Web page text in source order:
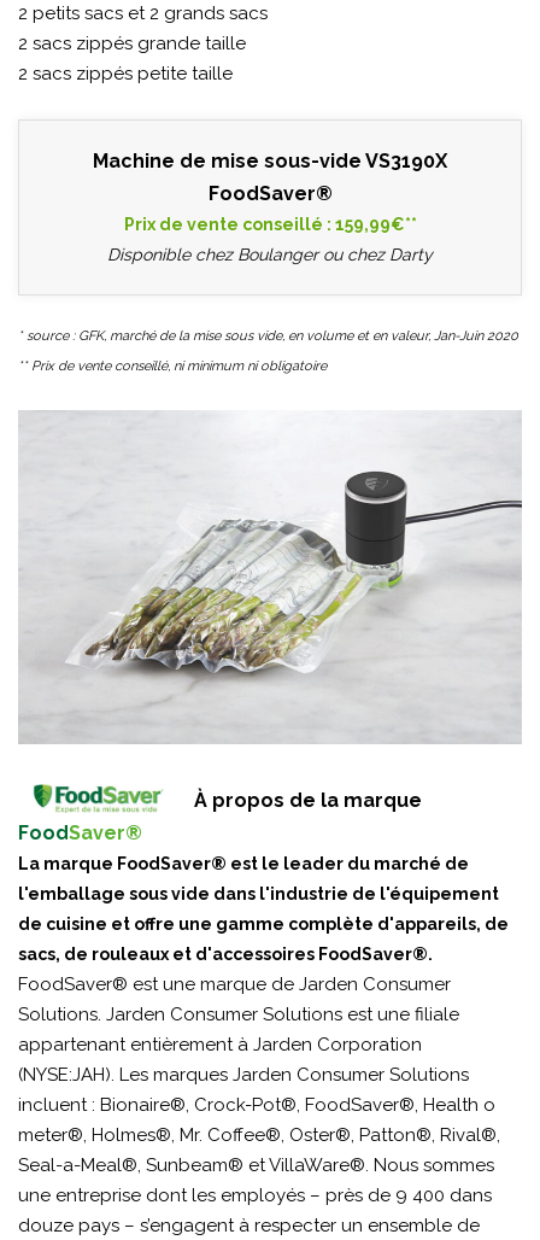
2 petits sacs et 2 grands sacs
2 sacs zippés grande taille
2 sacs zippés petite taille
Machine de mise sous-vide VS3190X
FoodSaver®
Prix de vente conseillé : 159,99€**
Disponible chez Boulanger ou chez Darty
* source : GFK, marché de la mise sous vide, en volume et en valeur, Jan-Juin 2020
** Prix de vente conseillé, ni minimum ni obligatoire
À propos de la marque
FoodSaver®
La marque FoodSaver® est le leader du marché de
l'emballage sous vide dans l'industrie de l'équipement
de cuisine et offre une gamme complète d'appareils, de
sacs, de rouleaux et d'accessoires FoodSaver®.
FoodSaver® est une marque de Jarden Consumer
Solutions. Jarden Consumer Solutions est une filiale
appartenant entièrement à Jarden Corporation
(NYSE:JAH). Les marques Jarden Consumer Solutions
incluent : Bionaire®, Crock-Pot®, FoodSaver®, Health o
meter®, Holmes®, Mr. Coffee®, Oster®, Patton®, Rival®,
Seal-a-Meal®, Sunbeam® et VillaWare®. Nous sommes
une entreprise dont les employés – près de 9 400 dans
douze pays – s’engagent à respecter un ensemble de